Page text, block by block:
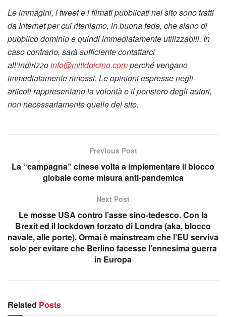
Le immagini, i tweet e i filmati pubblicati nel sito sono tratti
da Internet per cui riteniamo, in buona fede, che siano di
pubblico dominio e quindi immediatamente utilizzabili. In
caso contrario, sarà sufficiente contattarci
all’indirizzoinfo@mittdolcino.comperché vengano
immediatamente rimossi. Le opinioni espresse negli
articoli rappresentano la volontà e il pensiero degli autori,
non necessariamente quelle del sito.
Previous Post
La “campagna” cinese volta a implementare il blocco
globale come misura anti-pandemica
Next Post
Le mosse USA contro l’asse sino-tedesco. Con la
Brexit ed il lockdown forzato di Londra (aka, blocco
navale, alle porte). Ormai è mainstream che l’EU serviva
solo per evitare che Berlino facesse l’ennesima guerra
in Europa
Related Posts